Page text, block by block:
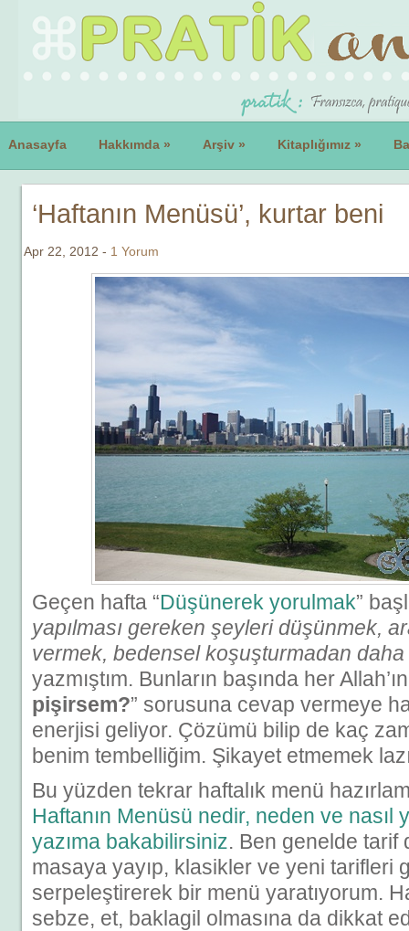
Anasayfa Hakkımda » Arşiv » Kitaplığımız »
‘Haftanın Menüsü’, kurtar beni
Apr 22, 2012 - 1 Yorum
Geçen hafta “Düşünerek yorulmak”
yapılması gereken şeyleri düşünmek,
vermek, bedensel koşuşturmadan
yazmıştım. Bunların başında her
pişirsem?” sorusuna cevap vermeye
enerjisi geliyor. Çözümü bilip de kaç
benim tembelliğim. Şikayet etmemek
Bu yüzden tekrar haftalık menü
Haftanın Menüsü nedir, neden ve nasıl
yazıma bakabilirsiniz. Ben genelde tarif
masaya yayıp, klasikler ve yeni tarifleri
serpeleştirerek bir menü yaratıyorum.
sebze, et, baklagil olmasına da dikkat